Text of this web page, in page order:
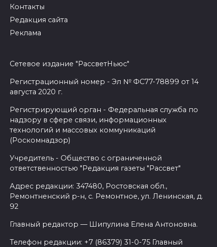
Контакты
Редакция сайта
Реклама
Сетевое издание "РассветНьюс"
Регистрационный номер - Эл № ФС77-78899 от 14
августа 2020 г.
Регистрирующий орган - Федеральная служба по
надзору в сфере связи, информационных
технологий и массовых коммуникаций
(Роскомнадзор)
Учредитель - Общество с ограниченной
ответственностью "Редакция газеты "Рассвет"
Адрес редакции: 347480, Ростовская обл.,
Ремонтненский р-н, с. Ремонтное, ул. Ленинская, д.
92
Главный редактор — Шипулина Елена Антоновна.
Телефон редакции: +7 (86379) 31-0-75 Главный